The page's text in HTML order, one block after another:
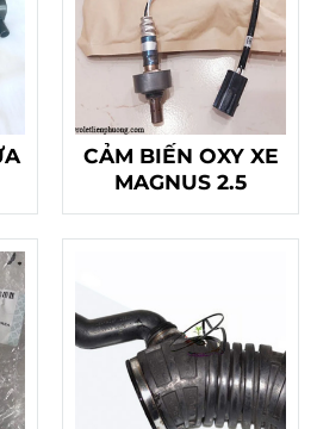
CẢM BIẾN OXY XE
MAGNUS 2.5